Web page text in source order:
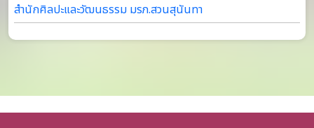
สำนักศิลปะและวัฒนธรรม มรภ.สวนสุนันทา